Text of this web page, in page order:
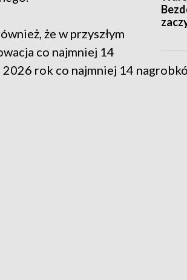
że w przyszłym
co najmniej 14
2026 rok co najmniej 14